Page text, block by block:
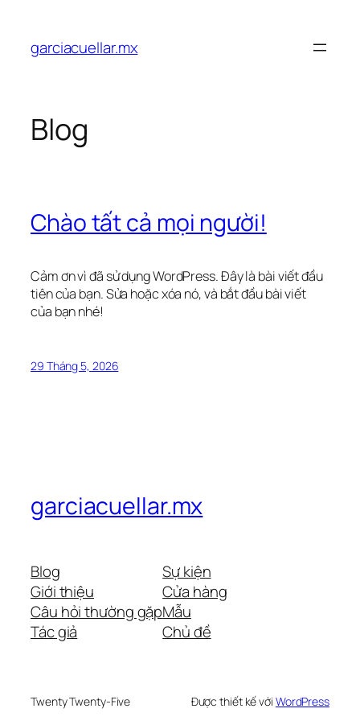
phầngarciacuellar.mx
Blog
Chào tất cả mọi người!
Cảm ơn vì đã sử dụng WordPress. Đây là bài viết đầu
tiên của bạn. Sửa hoặc xóa nó, và bắt đầu bài viết
của bạn nhé!
29 Tháng 5, 2026
garciacuellar.mx
Blog
Giới thiệu
Câu hỏi thường gặp
Tác giả
Sự kiện
Cửa hàng
Mẫu
Chủ đề
Twenty Twenty-Five Được thiết kế với WordPress